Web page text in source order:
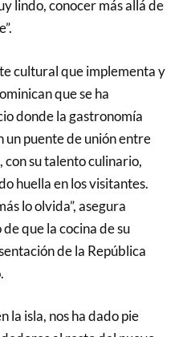
lindo, conocer más allá de
cultural que implementa y
que se ha
donde la gastronomía
un puente de unión entre
con su talento culinario,
huella en los visitantes.
lo olvida”, asegura
que la cocina de su
de la República
la isla, nos ha dado pie